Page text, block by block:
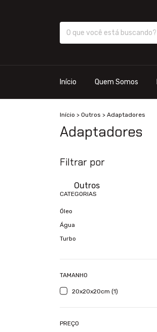
Início Quem Somos
Início > Outros > Adaptadores
Adaptadores
Filtrar por
Outros
CATEGORIAS
Óleo
Água
Turbo
TAMANHO
20x20x20cm (1)
PREÇO